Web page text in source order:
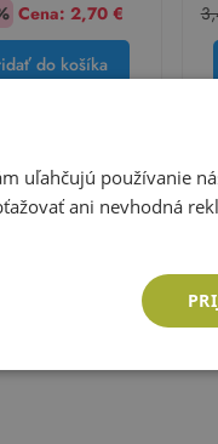
Cena: 2,70 €
do košíka
uľahčujú používanie
ani nevhodná